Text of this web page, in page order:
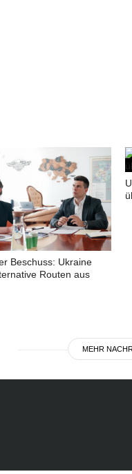
Beschuss: Ukraine
Routen aus
MEHR